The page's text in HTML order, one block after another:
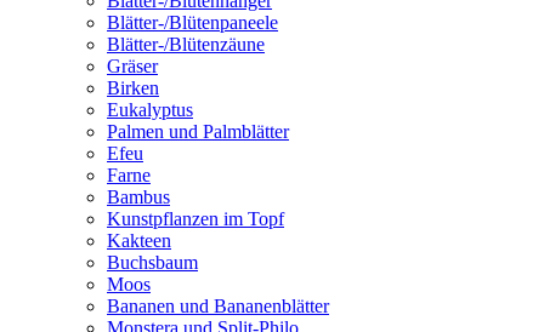
Blätter-/Blütenpaneele
Blätter-/Blütenzäune
Gräser
Birken
Eukalyptus
Palmen und Palmblätter
Efeu
Farne
Bambus
Kunstpflanzen im Topf
Kakteen
Buchsbaum
Moos
Bananen und Bananenblätter
Monstera und Split-Philo